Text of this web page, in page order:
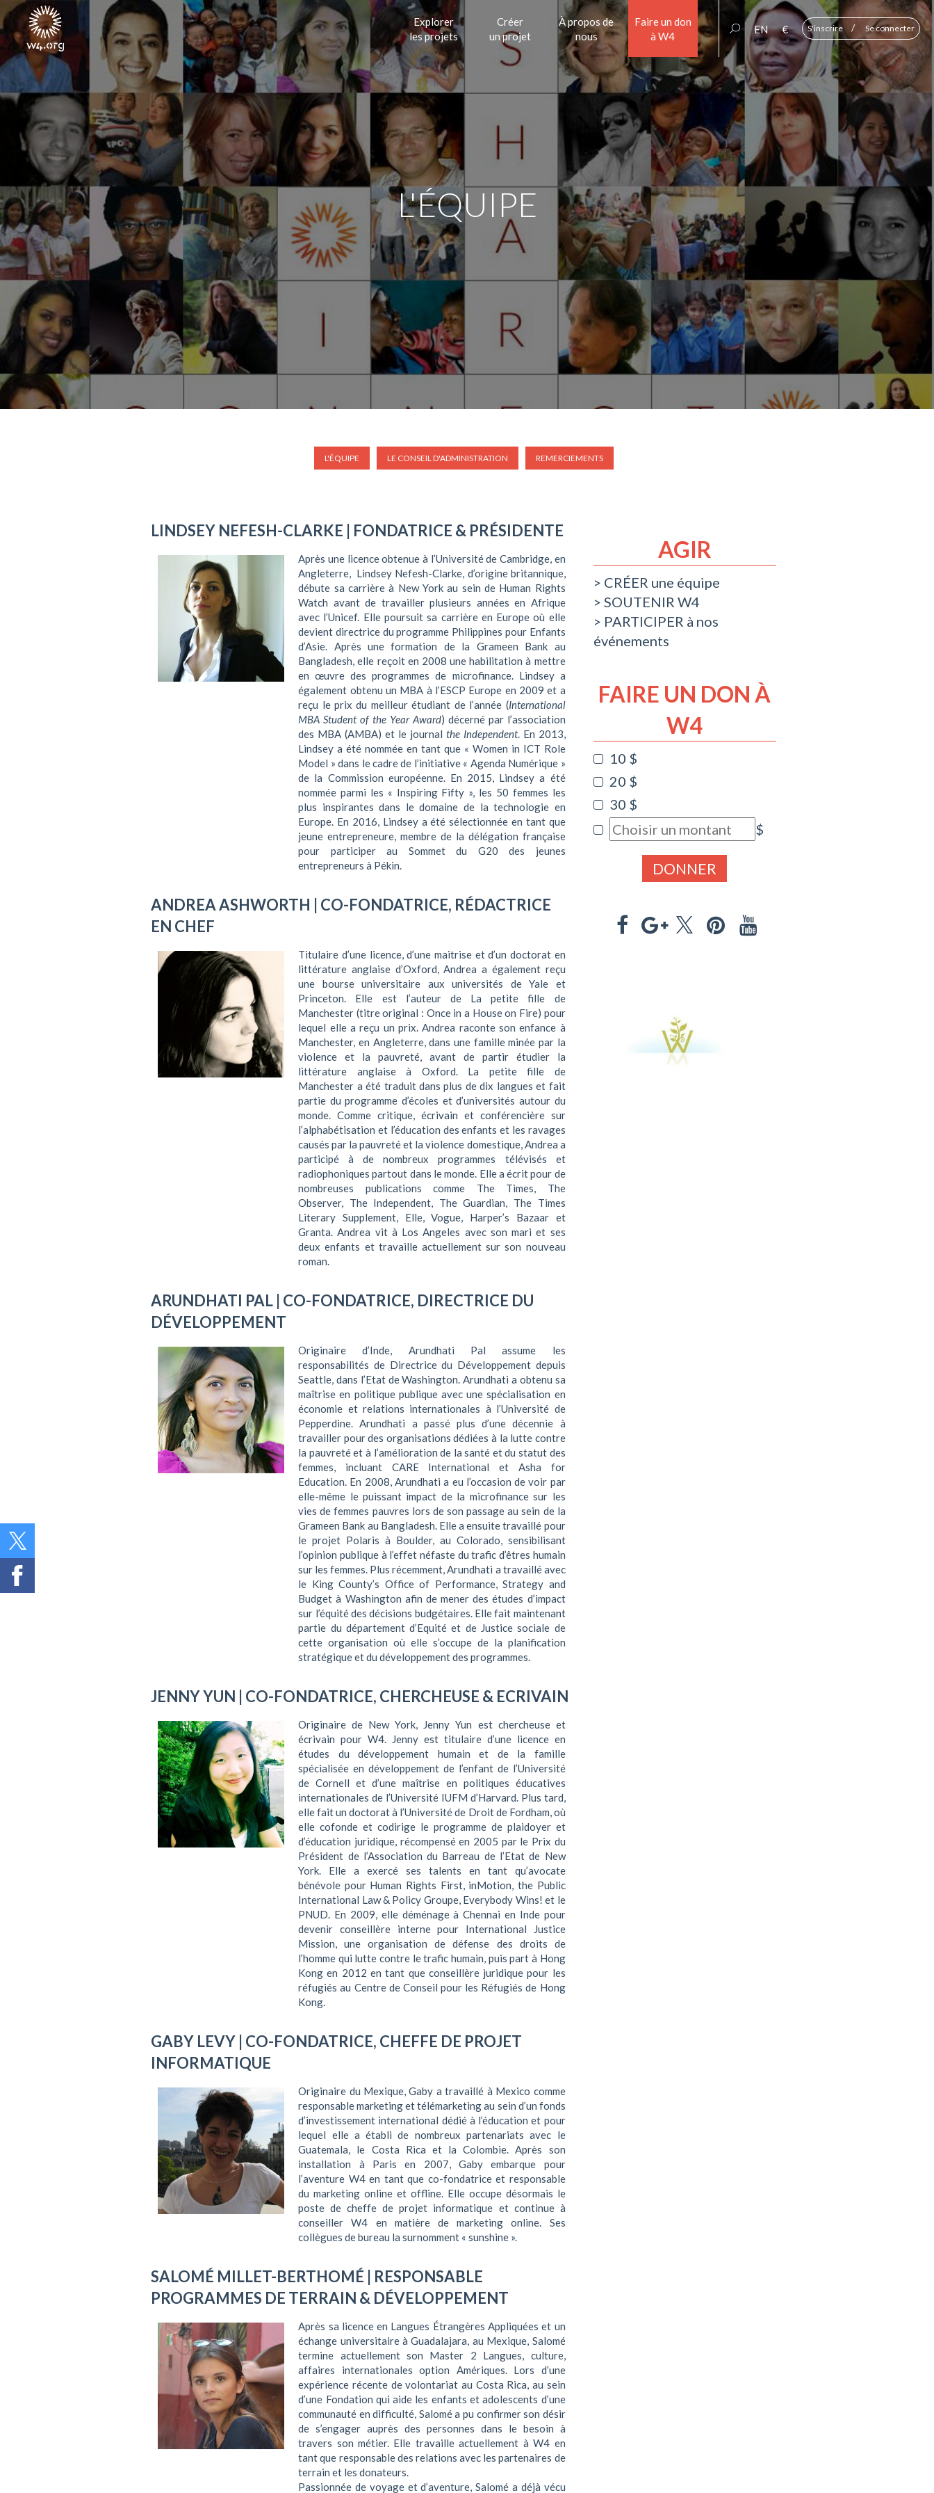
Explorer
les projets
Créer
un projet
À propos de
nous
Faire un don
à W4
EN € S'inscrire / Se connecter
L'ÉQUIPE
L'ÉQUIPE LE CONSEIL D'ADMINISTRATION REMERCIEMENTS
LINDSEY NEFESH-CLARKE | FONDATRICE & PRÉSIDENTE
Après une licence obtenue à l’Université de Cambridge, en
Angleterre, Lindsey Nefesh-Clarke, d’origine britannique,
débute sa carrière à New York au sein de Human Rights
Watch avant de travailler plusieurs années en Afrique
avec l’Unicef. Elle poursuit sa carrière en Europe où elle
devient directrice du programme Philippines pour Enfants
d’Asie. Après une formation de la Grameen Bank au
Bangladesh, elle reçoit en 2008 une habilitation à mettre
en œuvre des programmes de microfinance. Lindsey a
également obtenu un MBA à l’ESCP Europe en 2009 et a
reçu le prix du meilleur étudiant de l’année (International
MBA Student of the Year Award) décerné par l’association
des MBA (AMBA) et le journal the Independent. En 2013,
Lindsey a été nommée en tant que « Women in ICT Role
Model » dans le cadre de l’initiative « Agenda Numérique »
de la Commission européenne. En 2015, Lindsey a été
nommée parmi les « Inspiring Fifty », les 50 femmes les
plus inspirantes dans le domaine de la technologie en
Europe. En 2016, Lindsey a été sélectionnée en tant que
jeune entrepreneure, membre de la délégation française
pour participer au Sommet du G20 des jeunes
entrepreneurs à Pékin.
ANDREA ASHWORTH
| CO-FONDATRICE, RÉDACTRICE
EN CHEF
Titulaire d’une licence, d’une maitrise et d’un doctorat en
littérature anglaise d’Oxford, Andrea a également reçu
une bourse universitaire aux universités de Yale et
Princeton. Elle est l’auteur de La petite fille de
Manchester (titre original : Once in a House on Fire) pour
lequel elle a reçu un prix. Andrea raconte son enfance à
Manchester, en Angleterre, dans une famille minée par la
violence et la pauvreté, avant de partir étudier la
littérature anglaise à Oxford. La petite fille de
Manchester a été traduit dans plus de dix langues et fait
partie du programme d’écoles et d’universités autour du
monde. Comme critique, écrivain et conférencière sur
l’alphabétisation et l’éducation des enfants et les ravages
causés par la pauvreté et la violence domestique, Andrea a
participé à de nombreux programmes télévisés et
radiophoniques partout dans le monde. Elle a écrit pour de
nombreuses publications comme The Times, The
Observer, The Independent, The Guardian, The Times
Literary Supplement, Elle, Vogue, Harper’s Bazaar et
Granta. Andrea vit à Los Angeles avec son mari et ses
deux enfants et travaille actuellement sur son nouveau
roman.
ARUNDHATI PAL | CO-FONDATRICE, DIRECTRICE DU
DÉVELOPPEMENT
Originaire d’Inde, Arundhati Pal assume les
responsabilités de Directrice du Développement depuis
Seattle, dans l’Etat de Washington. Arundhati a obtenu sa
maîtrise en politique publique avec une spécialisation en
économie et relations internationales à l’Université de
Pepperdine. Arundhati a passé plus d’une décennie à
travailler pour des organisations dédiées à la lutte contre
la pauvreté et à l’amélioration de la santé et du statut des
femmes, incluant CARE International et Asha for
Education. En 2008, Arundhati a eu l’occasion de voir par
elle-même le puissant impact de la microfinance sur les
vies de femmes pauvres lors de son passage au sein de la
Grameen Bank au Bangladesh. Elle a ensuite travaillé pour
le projet Polaris à Boulder, au Colorado, sensibilisant
l’opinion publique à l’effet néfaste du trafic d’êtres humain
sur les femmes. Plus récemment, Arundhati a travaillé avec
le King County’s Office of Performance, Strategy and
Budget à Washington afin de mener des études d’impact
sur l’équité des décisions budgétaires. Elle fait maintenant
partie du département d’Equité et de Justice sociale de
cette organisation où elle s’occupe de la planification
stratégique et du développement des programmes.
JENNY YUN | CO-FONDATRICE, CHERCHEUSE & ECRIVAIN
Originaire de New York, Jenny Yun est chercheuse et
écrivain pour W4. Jenny est titulaire d’une licence en
études du développement humain et de la famille
spécialisée en développement de l’enfant de l’Université
de Cornell et d’une maîtrise en politiques éducatives
internationales de l’Université IUFM d’Harvard. Plus tard,
elle fait un doctorat à l’Université de Droit de Fordham, où
elle cofonde et codirige le programme de plaidoyer et
d’éducation juridique, récompensé en 2005 par le Prix du
Président de l’Association du Barreau de l’Etat de New
York. Elle a exercé ses talents en tant qu’avocate
bénévole pour Human Rights First, inMotion, the Public
International Law & Policy Groupe, Everybody Wins! et le
PNUD. En 2009, elle déménage à Chennai en Inde pour
devenir conseillère interne pour International Justice
Mission, une organisation de défense des droits de
l’homme qui lutte contre le trafic humain, puis part à Hong
Kong en 2012 en tant que conseillère juridique pour les
réfugiés au Centre de Conseil pour les Réfugiés de Hong
Kong.
GABY LEVY | CO-FONDATRICE, CHEFFE DE PROJET
INFORMATIQUE
Originaire du Mexique, Gaby a travaillé à Mexico comme
responsable marketing et télémarketing au sein d’un fonds
d’investissement international dédié à l’éducation et pour
lequel elle a établi de nombreux partenariats avec le
Guatemala, le Costa Rica et la Colombie. Après son
installation à Paris en 2007, Gaby embarque pour
l’aventure W4 en tant que co-fondatrice et responsable
du marketing online et offline. Elle occupe désormais le
poste de cheffe de projet informatique et continue à
conseiller W4 en matière de marketing online. Ses
collègues de bureau la surnomment « sunshine ».
SALOMÉ MILLET-BERTHOMÉ
| RESPONSABLE
PROGRAMMES DE TERRAIN & DÉVELOPPEMENT
Après sa licence en Langues Étrangères Appliquées et un
échange universitaire à Guadalajara, au Mexique, Salomé
termine actuellement son Master 2 Langues, culture,
affaires internationales option Amériques. Lors d’une
expérience récente de volontariat au Costa Rica, au sein
d’une Fondation qui aide les enfants et adolescents d’une
communauté en difficulté, Salomé a pu confirmer son désir
de s’engager auprès des personnes dans le besoin à
travers son métier. Elle travaille actuellement à W4 en
tant que responsable des relations avec les partenaires de
terrain et les donateurs.
Passionnée de voyage et d’aventure, Salomé a déjà vécu
AGIR
CRÉER une équipe
SOUTENIR W4
PARTICIPER à nos
événements
FAIRE UN DON À
W4
10 $
20 $
30 $
$
DONNER